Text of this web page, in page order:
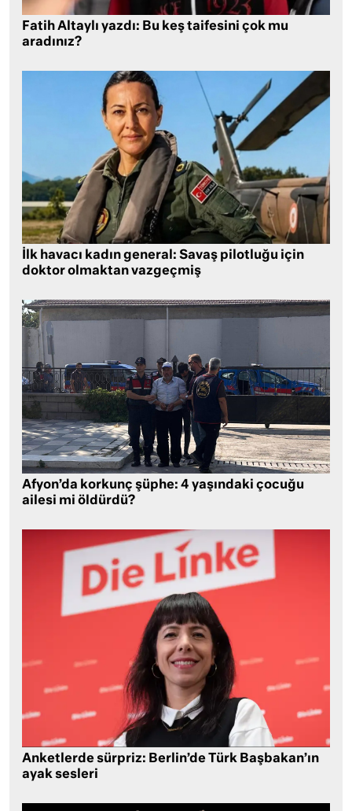
Fatih Altaylı yazdı: Bu keş taifesini çok mu
aradınız?
İlk havacı kadın general: Savaş pilotluğu için
doktor olmaktan vazgeçmiş
Afyon’da korkunç şüphe: 4 yaşındaki çocuğu
ailesi mi öldürdü?
Anketlerde sürpriz: Berlin’de Türk Başbakan’ın
ayak sesleri